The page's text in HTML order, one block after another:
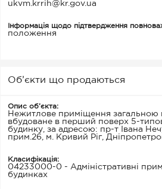
ukvm.krrih@kr.gov.ua
Інформація щодо підтвердження
положення
Об’єкти що продаються
Опис об’єкта:
Нежитлове приміщення загальною
вбудоване в перший поверх 5-
будинку, за адресою: пр-т Івана
прим.26, м. Кривий Ріг,
Класифікація:
04233000-0 - Адміністративні
будинках